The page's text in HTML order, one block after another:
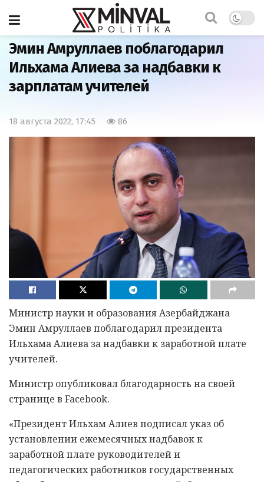
Главная Общество
Эмин Амруллаев поблагодарил
Ильхама Алиева за надбавки к
зарплатам учителей
18 августа 2022, 17:45 86
Министр науки и образования Азербайджана
Эмин Амруллаев поблагодарил президента
Ильхама Алиева за надбавки к заработной плате
учителей.
Министр опубликовал благодарность на своей
странице в Facebook.
«Президент Ильхам Алиев подписал указ об
установлении ежемесячных надбавок к
заработной плате руководителей и
педагогических работников государственных